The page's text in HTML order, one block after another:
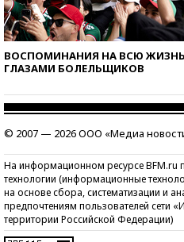
ВОСПОМИНАНИЯ НА ВСЮ
ГЛАЗАМИ БОЛЕЛЬЩИКОВ
© 2007 — 2026 ООО «Медиа
На информационном ресурсе BFM.ru
технологии (информационные
на основе сбора, систематизации и
предпочтениям пользователей сети
территории Российской Федерации)